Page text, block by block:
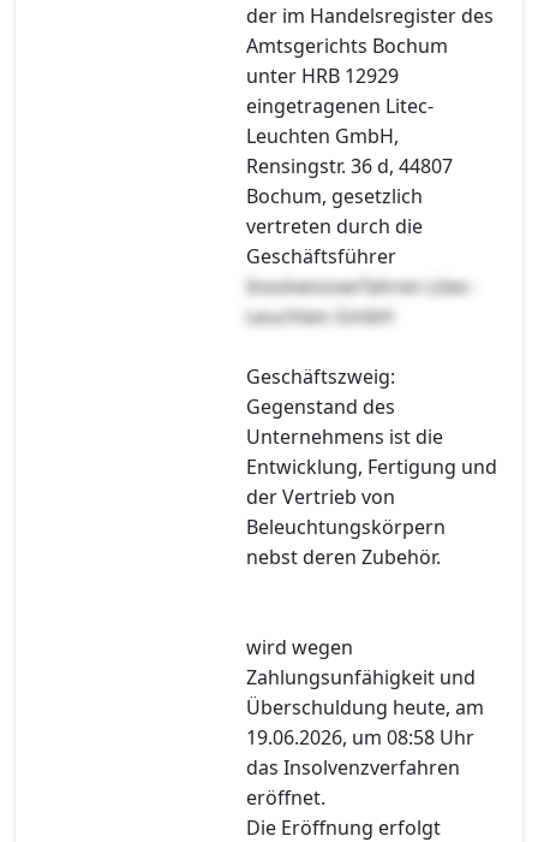
der im Handelsregister des
Amtsgerichts Bochum
unter HRB 12929
eingetragenen Litec-
Leuchten GmbH,
Rensingstr. 36 d, 44807
Bochum, gesetzlich
vertreten durch die
Geschäftsführer
Insolvenzverfahren Litec-
Leuchten GmbH
Geschäftszweig:
Gegenstand des
Unternehmens ist die
Entwicklung, Fertigung und
der Vertrieb von
Beleuchtungskörpern
nebst deren Zubehör.
wird wegen
Zahlungsunfähigkeit und
Überschuldung heute, am
19.06.2026, um 08:58 Uhr
das Insolvenzverfahren
eröffnet.
Die Eröffnung erfolgt